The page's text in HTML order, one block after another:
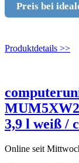
Preis bei
Produktdetails >>
3,9 l weiß /
Online seit